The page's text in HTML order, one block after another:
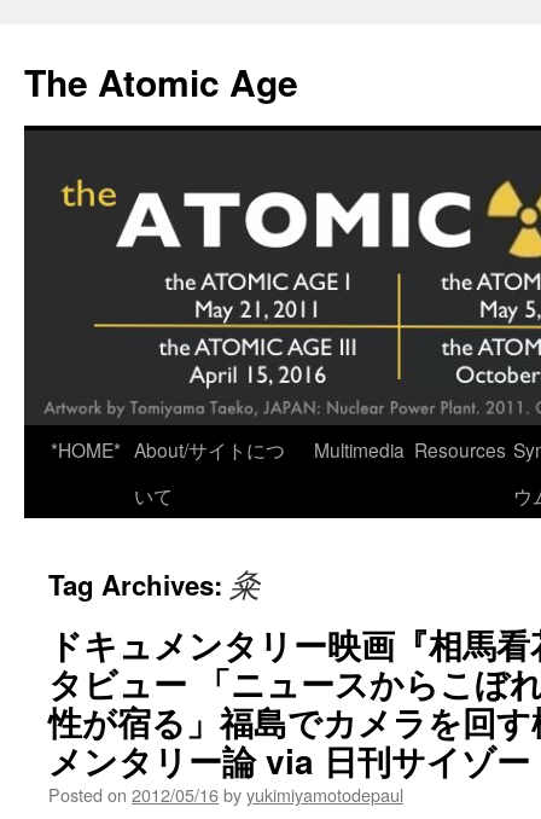
content
The Atomic Age
*HOME* About/サイトにつ
いて
Multimedia Resources
ウ
Tag Archives: 粂
ドキュメンタリー映画『相馬
タビュー 「ニュースからこぼ
性が宿る」福島でカメラを回
メンタリー論 via 日刊サイゾー
Posted on 2012/05/16byyukimiyamotodepaul